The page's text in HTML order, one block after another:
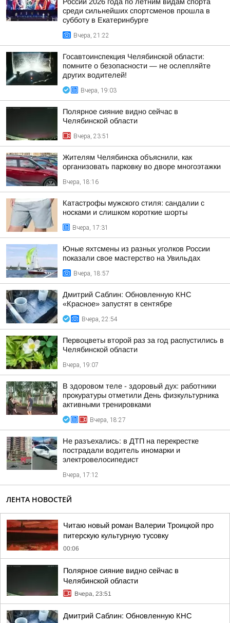
среди сильнейших спортсменов прошла в
субботу в Екатеринбурге
Вчера, 21:22
Госавтоинспекция Челябинской области:
помните о безопасности — не ослепляйте
других водителей!
Вчера, 19:03
Полярное сияние видно сейчас в
Челябинской области
Вчера, 23:51
Жителям Челябинска объяснили, как
организовать парковку во дворе многоэтажки
Вчера, 18:16
Катастрофы мужского стиля: сандалии с
носками и слишком короткие шорты
Вчера, 17:31
Юные яхтсмены из разных уголков России
показали свое мастерство на Увильдах
Вчера, 18:57
Дмитрий Саблин: Обновленную КНС
«Красное» запустят в сентябре
Вчера, 22:54
Первоцветы второй раз за год распустились в
Челябинской области
Вчера, 19:07
В здоровом теле - здоровый дух: работники
прокуратуры отметили День физкультурника
активными тренировками
Вчера, 18:27
Не разъехались: в ДТП на перекрестке
пострадали водитель иномарки и
электровелосипедист
Вчера, 17:12
ЛЕНТА НОВОСТЕЙ
Читаю новый роман Валерии Троицкой про
питерскую культурную тусовку
00:06
Полярное сияние видно сейчас в
Челябинской области
Вчера, 23:51
Дмитрий Саблин: Обновленную КНС